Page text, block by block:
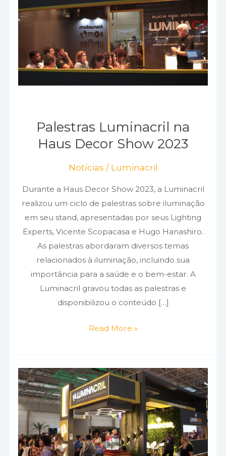
Palestras Luminacril na
Haus Decor Show 2023
Notícias / Luminacril
Durante a Haus Decor Show 2023, a Luminacril
realizou um ciclo de palestras sobre iluminação
em seu stand, apresentadas por seus Lighting
Experts, Vicente Scopacasa e Hugo Hanashiro.
As palestras abordaram diversos temas
relacionados à iluminação, incluindo sua
importância para a saúde e o bem-estar. A
Luminacril gravou todas as palestras e
disponibilizou o conteúdo […]
Haus
Decor
Show
2023
Read More »
Luminacril
na
Haus
Decor
Show
2023